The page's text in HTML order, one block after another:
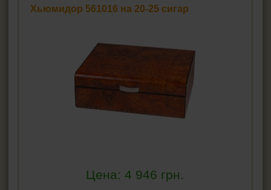
Хьюмидор 561016 на 20-25 сигар
Цена:4 946 грн.